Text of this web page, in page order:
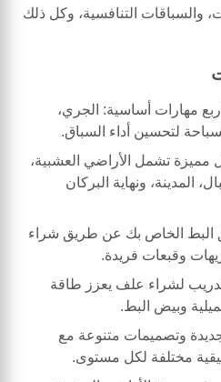
والسباقات التنافسية، وكل ذلك
مهارات أساسية: الجري،
لتحسين أداء السباق.
تشمل الأراضي العشبية،
المدينة، ونهاية البركان
البط الخاص بك عن طريق شراء
وقبعات فريدة.
لشراء علف يعزز طاقة
وبيض البط.
وتصميمات متنوعة مع
مختلفة لكل مستوى.